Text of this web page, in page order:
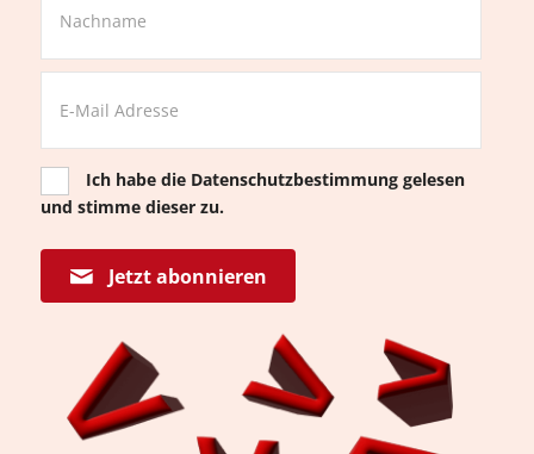
Ich habe die Datenschutzbestimmung gelesen
und stimme dieser zu.
Jetzt abonnieren